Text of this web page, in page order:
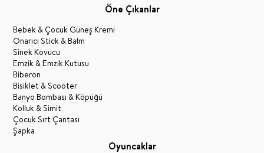
Öne Çıkanlar
Bebek & Çocuk Güneş Kremi
Onarıcı Stick & Balm
Sinek Kovucu
Emzik & Emzik Kutusu
Biberon
Bisiklet & Scooter
Banyo Bombası & Köpüğü
Kolluk & Simit
Çocuk Sırt Çantası
Şapka
Oyuncaklar